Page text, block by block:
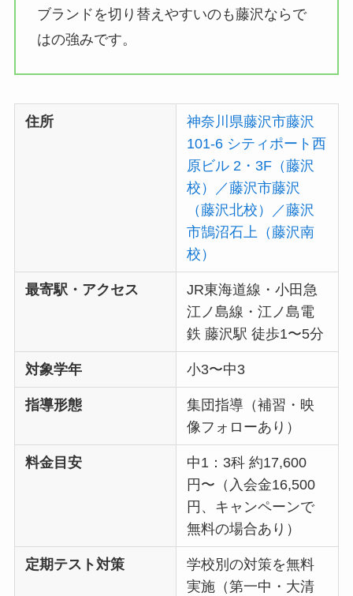
ブランドを切り替えやすいのも藤沢ならで
はの強みです。
住所
神奈川県藤沢市藤沢
101-6 シティポート西
原ビル 2・3F（藤沢
校）／藤沢市藤沢
（藤沢北校）／藤沢
市鵠沼石上（藤沢南
校）
最寄駅・アクセス
JR東海道線・小田急
江ノ島線・江ノ島電
鉄 藤沢駅 徒歩1〜5分
対象学年 小3〜中3
指導形態
集団指導（補習・映
像フォローあり）
料金目安
中1：3科 約17,600
円〜（入会金16,500
円、キャンペーンで
無料の場合あり）
定期テスト対策
学校別の対策を無料
実施（第一中・大清